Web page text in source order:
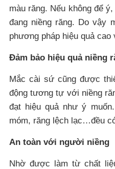
màu răng. Nếu không để
đang niềng răng. Do vậy
phương pháp hiệu quả cao
Đảm bảo hiệu quả niềng
Mắc cài sứ cũng được
động tương tự với niềng
đạt hiệu quả như ý
móm, răng lệch lạc…đều
An toàn với người niềng
Nhờ được làm từ chất